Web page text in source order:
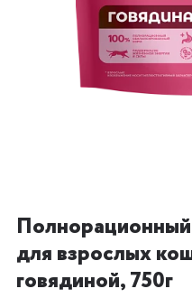
для взрослых
говядиной, 750г